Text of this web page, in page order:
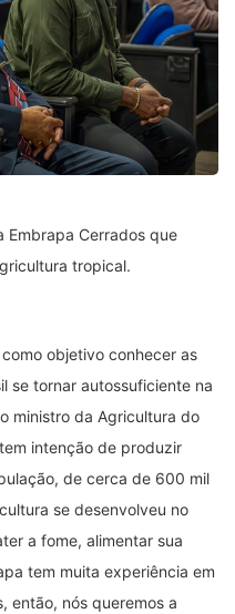
Embrapa Cerrados que
tropical.
objetivo conhecer as
se tornar autossuficiente na
ministro da Agricultura do
intenção de produzir
de cerca de 600 mil
se desenvolveu no
a fome, alimentar sua
tem muita experiência em
então, nós queremos a